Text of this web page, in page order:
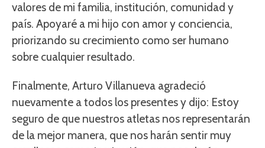
valores de mi familia, institución, comunidad y
país. Apoyaré a mi hijo con amor y conciencia,
priorizando su crecimiento como ser humano
sobre cualquier resultado.
Finalmente, Arturo Villanueva agradeció
nuevamente a todos los presentes y dijo: Estoy
seguro de que nuestros atletas nos representarán
de la mejor manera, que nos harán sentir muy